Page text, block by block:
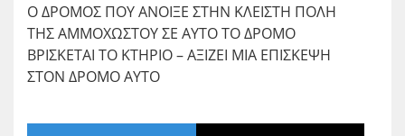
Ο ΔΡΟΜΟΣ ΠΟΥ ΑΝΟΙΞΕ ΣΤΗΝ ΚΛΕΙΣΤΗ ΠΟΛΗ
ΤΗΣ ΑΜΜΟΧΩΣΤΟΥ ΣΕ ΑΥΤΟ ΤΟ ΔΡΟΜΟ
ΒΡΙΣΚΕΤΑΙ ΤΟ ΚΤΗΡΙΟ – ΑΞΙΖΕΙ ΜΙΑ ΕΠΙΣΚΕΨΗ
ΣΤΟΝ ΔΡΟΜΟ ΑΥΤΟ